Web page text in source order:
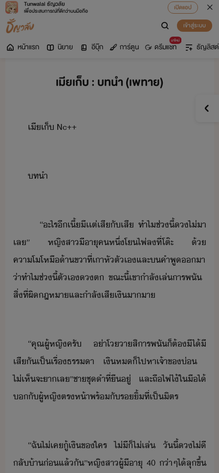
Tunwalai ธัญวลัย
เพื่อประสบการณ์ที่ดีกว่าบนมือถือ
เปิดแอป
เข้าสู่ระบบ
หน้าแรก นิยาย อีบุ๊ก การ์ตูน
มาใหม่
ดรีมแชท ธัญลิสต์
เมียเก็บ : บทนำ (เพทาย)
เีเ็​ ​Nc++
ทำ
​ ​ ​ ​“​ะไร​ี​เี​้​ี​เเต่​เสี​ั​เสี​ ​ทำไ​ช่ี้​​ไ่​า​
เล​”​ ​หญิสา​ีาุ​ค​หึ่​โ​ไพ่​ล​ที่​โต๊ะ​ ​้​
คาโโห​ื​้า​ขา​ที่​เา​หั​ตัเ​และ​​คำพู​า​
่า​ทำไ​ช่ี้​ตัเ​ต​ ​ขณะี้​เขา​ำลั​เล่​ารพั​ ​
สิ่​ที่​ผิฎหา​และ​ำลั​เสีเิ​าา
“​คุณผู้หญิ​ครั​ ​่า​โา​สิา​รพ​ั​็​ต้​ี​ไ้​ี​
เสี​ั​เป็เรื่​ธรรา​ ​เิ​ห​็​ไปหา​เจ้าข​่​ ​
ไ่เห็​จะ​า​เล​”​ชา​ชุ​ำ​ที่​ื​ู่​ ​และ​ถื​ไพ่​ไ้​ใ​ื​ไ้​
​ั​ผู้หญิ​ตรห้า​พร้ั​ริ้​ที่​เป็ิตร​
“​ฉั​ไ่เค​ู้เิ​ข​ใคร​ ​ไ่ี​็​ไ่​เล่​ ​ัี้​ไ่ี​
ลั้า​่​แล้ั​”​หญิสา​ผู้ีาุ​ ​40​ ​่า​ๆ​ไ้​ลุขึ้​